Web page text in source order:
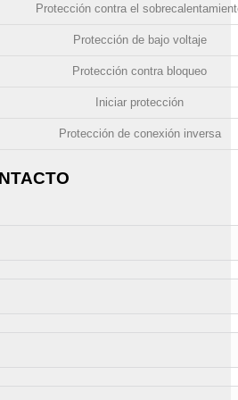
Protección contra el
Protección de bajo voltaje
Protección contra bloqueo
Iniciar protección
Protección de conexión inversa